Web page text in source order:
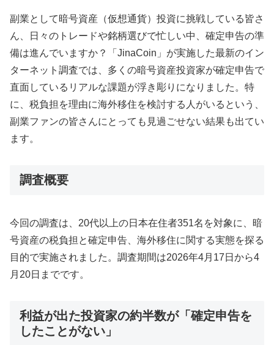
副業として暗号資産（仮想通貨）投資に挑戦している皆さ
ん、日々のトレードや銘柄選びで忙しい中、確定申告の準
備は進んでいますか？「JinaCoin」が実施した最新のイン
ターネット調査では、多くの暗号資産投資家が確定申告で
直面しているリアルな課題が浮き彫りになりました。特
に、税負担を理由に海外移住を検討する人がいるという、
副業ファンの皆さんにとっても見過ごせない結果も出てい
ます。
調査概要
今回の調査は、20代以上の日本在住者351名を対象に、暗
号資産の税負担と確定申告、海外移住に関する実態を探る
目的で実施されました。調査期間は2026年4月17日から4
月20日までです。
利益が出た投資家の約半数が「確定申告を
したことがない」